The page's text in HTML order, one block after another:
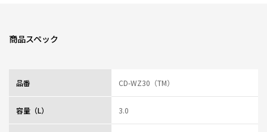
商品スペック
品番 CD-WZ30（TM）
容量（L） 3.0